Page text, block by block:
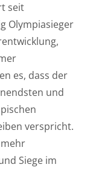
seit
Olympiasieger
es, dass der
und
verspricht.
Siege im